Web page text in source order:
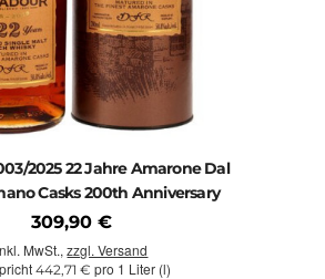
2025 22 Jahre Amarone Dal
Casks 200th Anniversary
309,90 €
MwSt.,zzgl. Versand
442,71 € pro 1 Liter (l)